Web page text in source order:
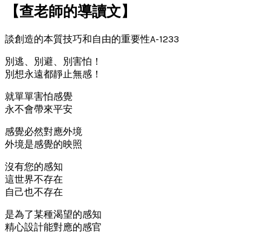
【查老師的導讀文】
談創造的本質技巧和自由的重要性A-1233
別逃、別避、別害怕！
別想永遠都靜止無感！
就單單害怕感覺
永不會帶來平安
感覺必然對應外境
外境是感覺的映照
沒有您的感知
這世界不存在
自己也不存在
是為了某種渴望的感知
精心設計能對應的感官